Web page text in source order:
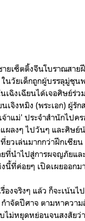
ายเซ็ตติ้งจีนโบราณสาย
ในวัยเด็กถูกผู้บรรลุมู่ชุน
เฉิงเฉียนได้เจอศิษย์ร่
จิงหมิง (พระเอก) ผู้รัก
จ้าแม่' ประจำสำนักไปค
ผลงๆ ไปวันๆ และศิษย์
ยวเล่นมากกว่าฝึกเซียน
ที่นำไปสู่การผจญภัยแล
นี้ที่ค่อยๆ เปิดเผยออกม
ริงๆ แล้ว ก็จะเน้นไป
จัดปีศาจ ตามหาความ
ไม่หยุดหย่อนจนสงสัยว่